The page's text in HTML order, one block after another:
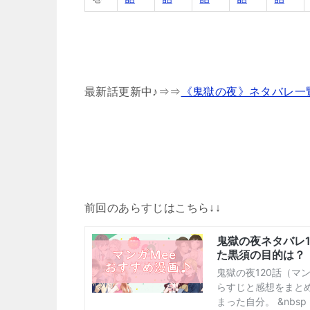
最新話更新中♪⇒⇒ 《鬼獄の夜》ネタバレ一
前回のあらすじはこちら↓↓